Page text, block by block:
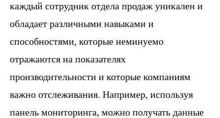
каждый сотрудник отдела продаж уникален и
обладает различными навыками и
способностями, которые неминуемо
отражаются на показателях
производительности и которые компаниям
важно отслеживания. Например, используя
панель мониторинга, можно получать данные